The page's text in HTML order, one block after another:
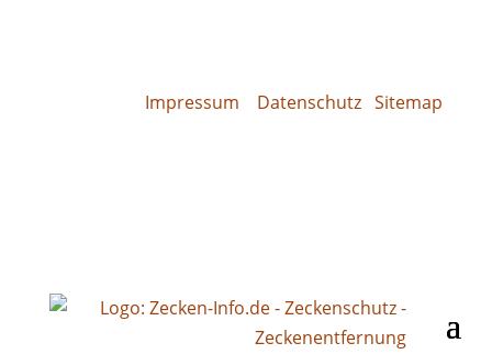
Impressum Datenschutz Sitemap